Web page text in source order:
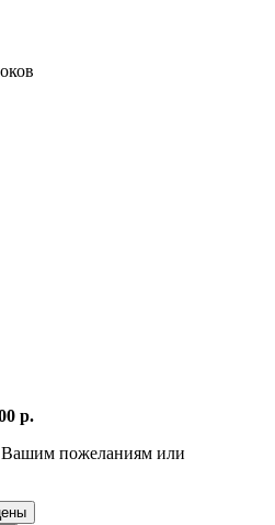
р.
Вашим пожеланиям или